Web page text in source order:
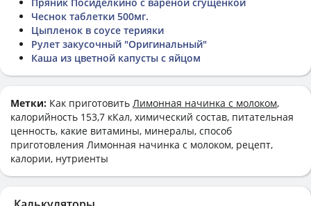
Чеснок таблетки 500мг.
Цыпленок в соусе терияки
Рулет закусочный "Оригинальный"
Каша из цветной капусты с яйцом
Метки: Как приготовить Лимонная начинка с молоком,
калорийность 153,7 кКал, химический состав, питательная
ценность, какие витамины, минералы, способ
приготовления Лимонная начинка с молоком, рецепт,
калории, нутриенты